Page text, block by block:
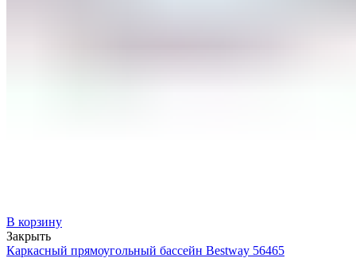
В корзину
Закрыть
Каркасный прямоугольный бассейн Bestway 56465